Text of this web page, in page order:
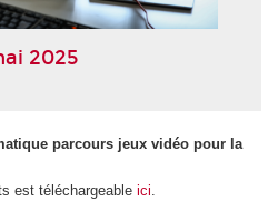
2025
parcours jeux vidéo pour la
est téléchargeable ici.